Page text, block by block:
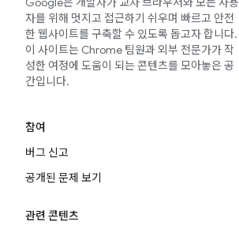
자를 위해 멋지고 접근하기 쉬우며 빠르고 안전
한 웹사이트를 구축할 수 있도록 돕고자 합니다.
이 사이트는 Chrome 팀원과 외부 전문가가 작
성한 여정에 도움이 되는 콘텐츠를 모아놓은 공
간입니다.
참여
버그 신고
공개된 문제 보기
관련 콘텐츠